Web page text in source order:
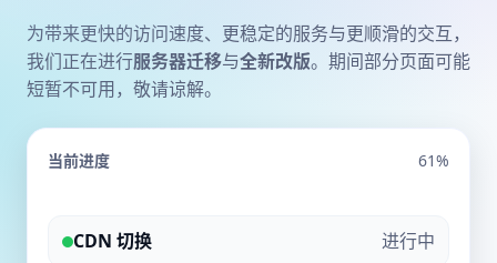
为带来更快的访问速度、更稳定的服务与更顺滑的交互，
我们正在进行服务器迁移与全新改版。期间部分页面可能
短暂不可用，敬请谅解。
当前进度 61%
CDN 切换 进行中